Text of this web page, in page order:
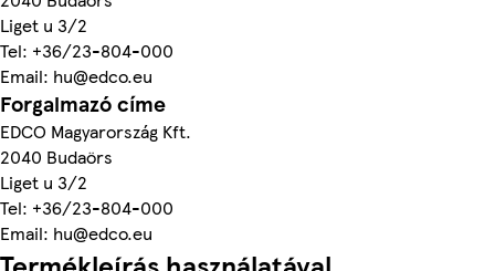
Liget u 3/2
Tel: +36/23-804-000
Email: hu@edco.eu
Forgalmazó címe
EDCO Magyarország Kft.
2040 Budaörs
Liget u 3/2
Tel: +36/23-804-000
Email: hu@edco.eu